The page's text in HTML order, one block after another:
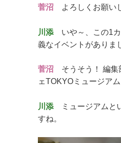
菅沼 よろしくお願い
川添 いや～、この1カ
義なイベントがありま
菅沼 そうそう！ 編集
ェTOKYOミュージア
川添 ミュージアムと
すね。